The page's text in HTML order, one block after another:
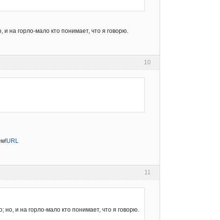
на горло-мало кто понимает, что я говорю.
10
URL
11
и на горло-мало кто понимает, что я говорю.